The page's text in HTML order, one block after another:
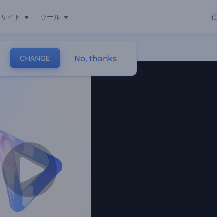
イト ツール
CHANGE No, thanks